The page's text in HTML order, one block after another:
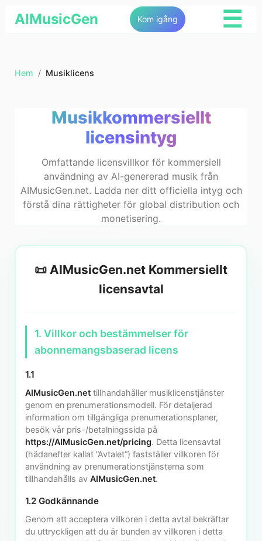
AIMusicGen Kom igång ☰
Hem / Musiklicens
Musikkommersiellt
licensintyg
Omfattande licensvillkor för kommersiell
användning av AI-genererad musik från
AIMusicGen.net. Ladda ner ditt officiella intyg och
förstå dina rättigheter för global distribution och
monetisering.
📜 AIMusicGen.net Kommersiellt
licensavtal
1. Villkor och bestämmelser för
abonnemangsbaserad licens
1.1
AIMusicGen.net tillhandahåller musiklicenstjänster
genom en prenumerationsmodell. För detaljerad
information om tillgängliga prenumerationsplaner,
besök vår pris-/betalningssida på
https://AIMusicGen.net/pricing. Detta licensavtal
(hädanefter kallat ”Avtalet”) fastställer villkoren för
användning av prenumerationstjänsterna som
tillhandahålls av AIMusicGen.net.
1.2 Godkännande
Genom att acceptera villkoren i detta avtal bekräftar
du uttryckligen att du är bunden av villkoren i detta